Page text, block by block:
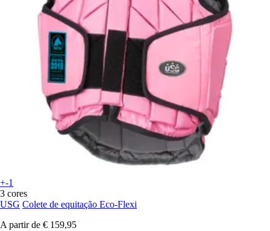
+-1
3 cores
USG Colete de equitação Eco-Flexi
A partir de € 159,95